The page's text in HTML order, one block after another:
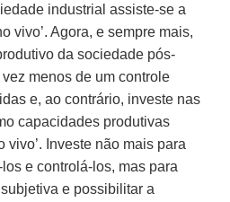
industrial assiste-se a
vivo’. Agora, e sempre mais,
da sociedade pós-
menos de um controle
e, ao contrário, investe nas
capacidades produtivas
vivo’. Investe não mais para
e controlá-los, mas para
e possibilitar a